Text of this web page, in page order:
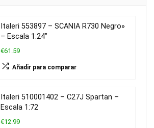
Italeri 553897 – SCANIA R730 Negro»
– Escala 1:24″
€61.59
Añadir para comparar
Italeri 510001402 – C27J Spartan –
Escala 1:72
€12.99